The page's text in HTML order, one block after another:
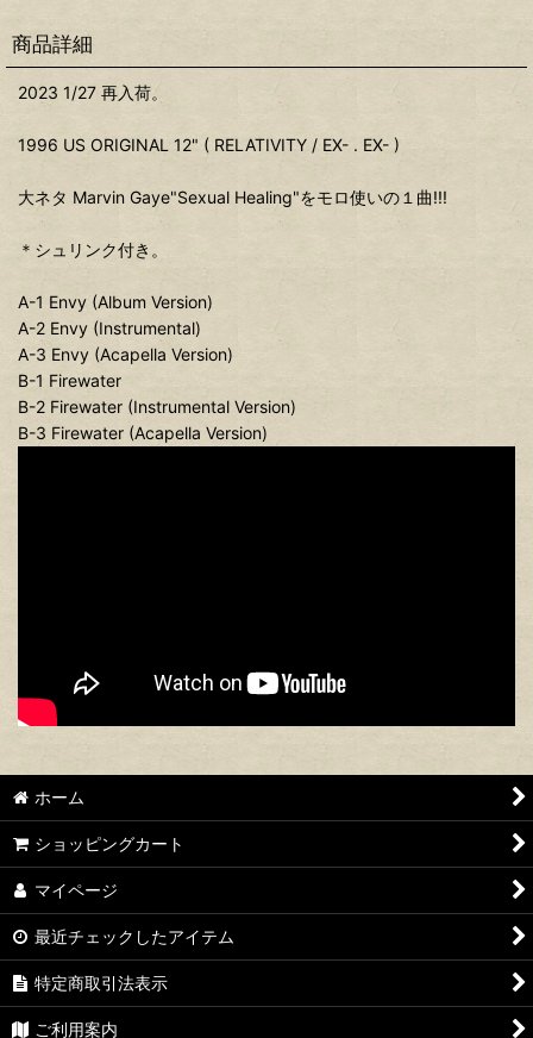
商品詳細
2023 1/27 再入荷。
1996 US ORIGINAL 12" ( RELATIVITY / EX- . EX- )
大ネタ Marvin Gaye"Sexual Healing"をモロ使いの１曲!!!
＊シュリンク付き。
A-1 Envy (Album Version)
A-2 Envy (Instrumental)
A-3 Envy (Acapella Version)
B-1 Firewater
B-2 Firewater (Instrumental Version)
B-3 Firewater (Acapella Version)
ホーム
ショッピングカート
マイページ
最近チェックしたアイテム
特定商取引法表示
ご利用案内